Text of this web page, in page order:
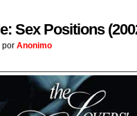
Sex Positions
por Anonimo